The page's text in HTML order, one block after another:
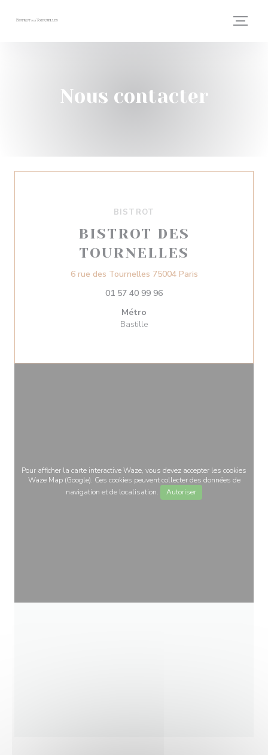
Nous contacter
BISTROT
BISTROT DES
TOURNELLES
6 rue des Tournelles 75004 Paris((ouvre une
01 57 40 99 96
Métro
Bastille
Pour afficher la carte interactive Waze, vous devez accepter les cookies
Waze Map (Google). Ces cookies peuvent collecter des données de
navigation et de localisation.
Autoriser